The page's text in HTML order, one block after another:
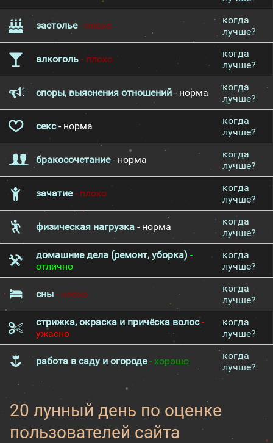
застолье- плохо
когда
лучше?
алкоголь - плохо
когда
лучше?
споры, выяснения отношений - норма
когда
лучше?
секс- норма
когда
лучше?
бракосочетание- норма
когда
лучше?
зачатие- плохо
когда
лучше?
физическая нагрузка - норма
когда
лучше?
домашние дела (ремонт, уборка) -
отлично
когда
лучше?
сны - плохо
когда
лучше?
стрижка, окраска и причёска волос-
ужасно
когда
лучше?
работа в саду и огороде- хорошо
когда
лучше?
20 лунный день по оценке
пользователей сайта